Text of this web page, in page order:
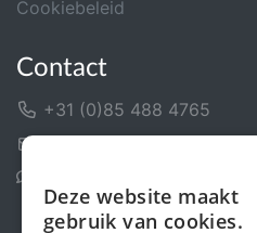
Cookiebeleid
Contact
+31 (0)85 488 4765
Deze website maakt
gebruik van cookies.